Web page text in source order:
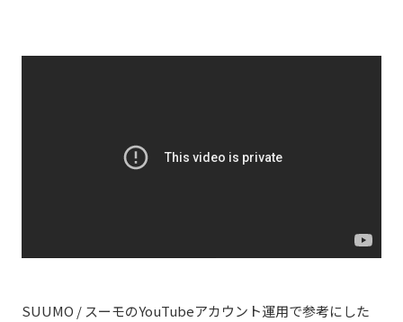
SUUMO / スーモのYouTubeアカウント運用で参考にした